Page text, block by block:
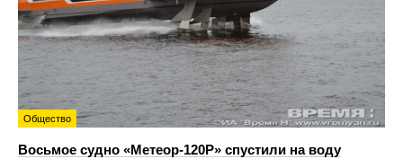
Общество
Восьмое судно «Метеор-120Р» спустили на воду